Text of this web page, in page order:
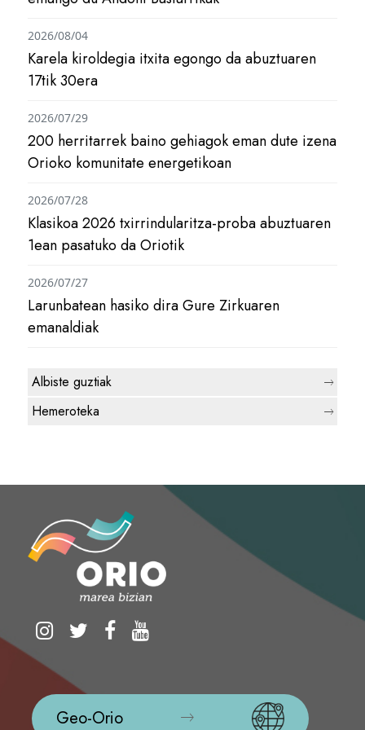
Karela kiroldegia itxita egongo da abuztuaren
17tik 30era
2026/08/04
200 herritarrek baino gehiagok eman dute izena
Orioko komunitate energetikoan
2026/07/29
Klasikoa 2026 txirrindularitza-proba abuztuaren
1ean pasatuko da Oriotik
2026/07/28
Larunbatean hasiko dira Gure Zirkuaren
emanaldiak
2026/07/27
Albiste guztiak
Hemeroteka
Geo-Orio